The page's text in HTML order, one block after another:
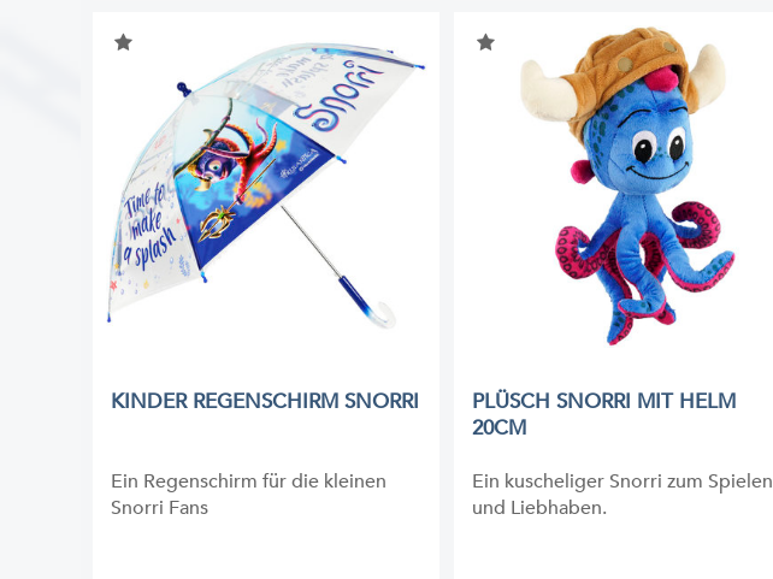
KINDER REGENSCHIRM SNORRI
Ein Regenschirm für die kleinen
Snorri Fans
PLÜSCH SNORRI MIT HELM
20CM
Ein kuscheliger Snorri zum Spielen
und Liebhaben.